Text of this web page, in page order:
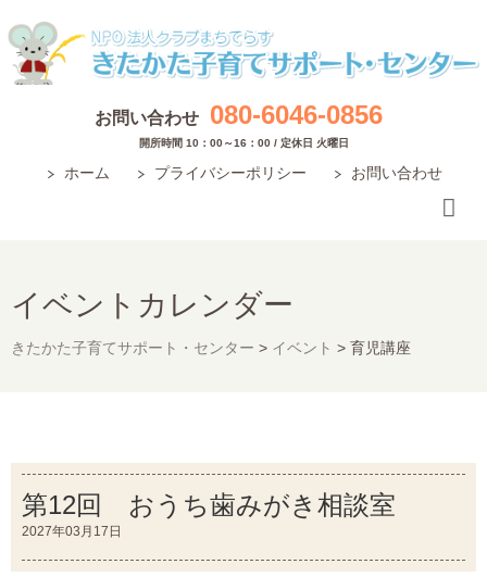
お問い合わせ 080-6046-0856
開所時間 10：00～16：00 / 定休日 火曜日
ホーム プライバシーポリシー お問い合わせ
イベントカレンダー
きたかた子育てサポート・センター > イベント > 育児講座
第12回 おうち歯みがき相談室
2027年03月17日